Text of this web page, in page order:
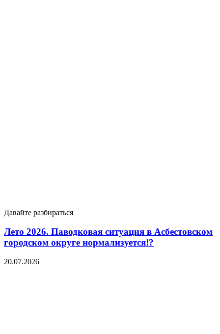
Давайте разбираться
Лето 2026. Паводковая ситуация в Асбестовском
городском округе нормализуется!?
20.07.2026